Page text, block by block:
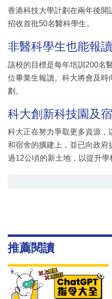
閱
專
香港科技大學計劃在兩年後
招收首批50名醫科學生。
非醫科學生也能報讀
該校的目標是每年培訓200名
位畢業生報讀。科大將會及
劃。
科大創新科技園及
科大正在努力爭取更多資源，
和宿舍的擴建上，並已向政府
過12公頃的新土地，以提升學
推薦閱讀